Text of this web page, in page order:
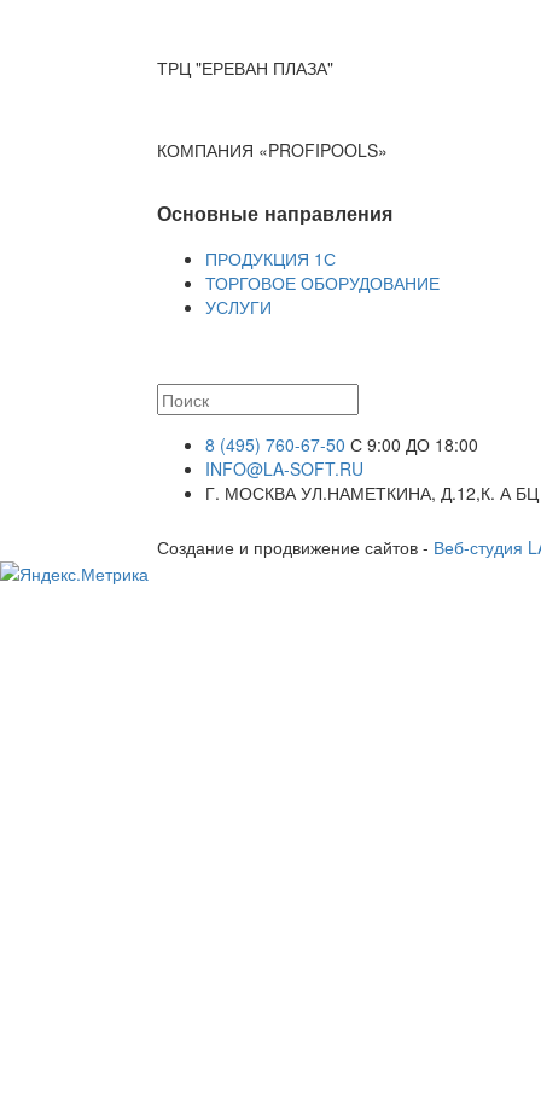
ТРЦ "ЕРЕВАН ПЛАЗА"
КОМПАНИЯ «PROFIPOOLS»
Основные направления
ПРОДУКЦИЯ 1С
ТОРГОВОЕ ОБОРУДОВАНИЕ
УСЛУГИ
8 (495) 760-67-50 С 9:00 ДО 18:00
INFO@LA-SOFT.RU
Г. МОСКВА УЛ.НАМЕТКИНА, Д.12,К. А
Создание и продвижение сайтов - Веб-студия